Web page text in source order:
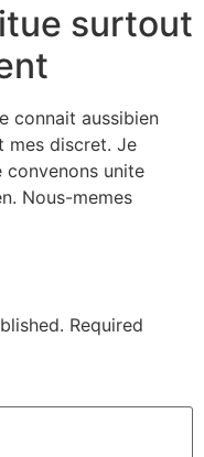
surtout
connait aussibien
mes discret. Je
convenons unite
Nous-memes
Required